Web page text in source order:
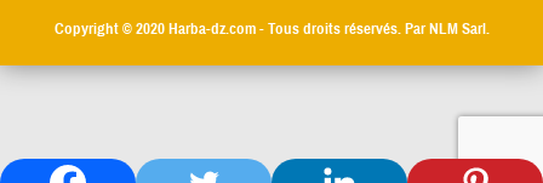
Copyright © 2020Harba-dz.com- Tous droits réservés. Par NLM Sarl.